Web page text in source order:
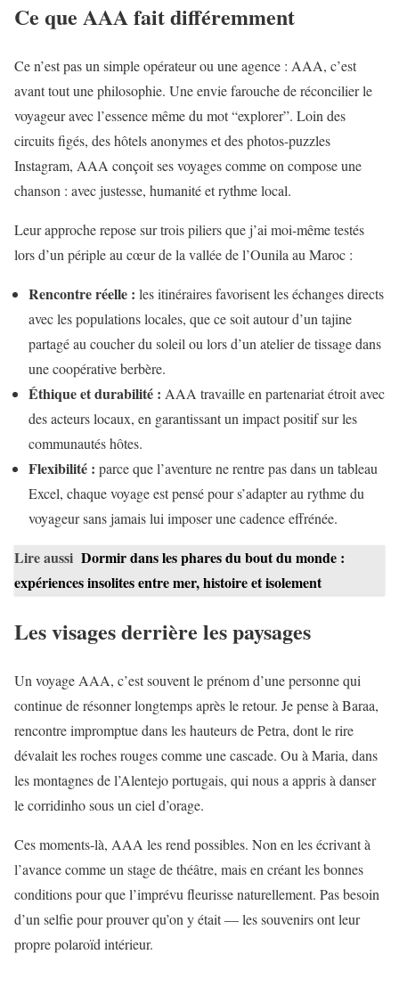
Ce que AAA fait différemment
Ce n’est pas un simple opérateur ou une agence : AAA, c’est
avant tout une philosophie. Une envie farouche de réconcilier le
voyageur avec l’essence même du mot “explorer”. Loin des
circuits figés, des hôtels anonymes et des photos-puzzles
Instagram, AAA conçoit ses voyages comme on compose une
chanson : avec justesse, humanité et rythme local.
Leur approche repose sur trois piliers que j’ai moi-même testés
lors d’un périple au cœur de la vallée de l’Ounila au Maroc :
Rencontre réelle : les itinéraires favorisent les échanges directs
avec les populations locales, que ce soit autour d’un tajine
partagé au coucher du soleil ou lors d’un atelier de tissage dans
une coopérative berbère.
Éthique et durabilité : AAA travaille en partenariat étroit avec
des acteurs locaux, en garantissant un impact positif sur les
communautés hôtes.
Flexibilité : parce que l’aventure ne rentre pas dans un tableau
Excel, chaque voyage est pensé pour s’adapter au rythme du
voyageur sans jamais lui imposer une cadence effrénée.
Lire aussi Dormir dans les phares du bout du monde :
expériences insolites entre mer, histoire et isolement
Les visages derrière les paysages
Un voyage AAA, c’est souvent le prénom d’une personne qui
continue de résonner longtemps après le retour. Je pense à Baraa,
rencontre impromptue dans les hauteurs de Petra, dont le rire
dévalait les roches rouges comme une cascade. Ou à Maria, dans
les montagnes de l’Alentejo portugais, qui nous a appris à danser
le corridinho sous un ciel d’orage.
Ces moments-là, AAA les rend possibles. Non en les écrivant à
l’avance comme un stage de théâtre, mais en créant les bonnes
conditions pour que l’imprévu fleurisse naturellement. Pas besoin
d’un selfie pour prouver qu’on y était — les souvenirs ont leur
propre polaroïd intérieur.